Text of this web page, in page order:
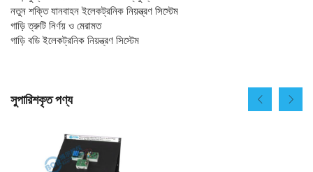
নতুন শক্তি যানবাহন ইলেকট্রনিক নিয়ন্ত্রণ সিস্টেম
গাড়ি ত্রুটি নির্ণয় ও মেরামত
গাড়ি বডি ইলেকট্রনিক নিয়ন্ত্রণ সিস্টেম
সুপারিশকৃত পণ্য